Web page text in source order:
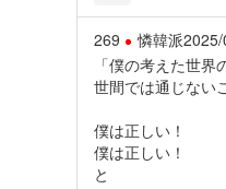
269 憐韓派
「僕の考えた世
世間では通じない
僕は正しい！
僕は正しい！
と